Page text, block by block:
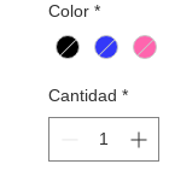
Color *
Cantidad *